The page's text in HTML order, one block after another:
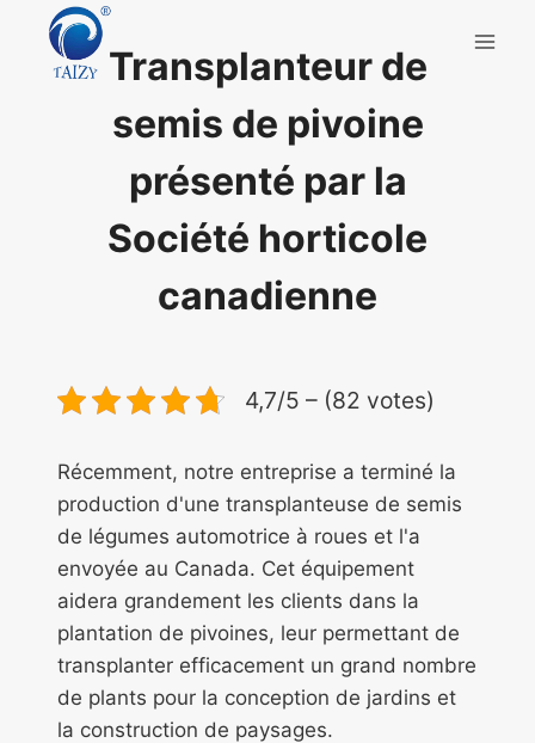
contenu
Transplanteur de
semis de pivoine
présenté par la
Société horticole
canadienne
4,7/5 – (82 votes)
Récemment, notre entreprise a terminé la
production d'une transplanteuse de semis
de légumes automotrice à roues et l'a
envoyée au Canada. Cet équipement
aidera grandement les clients dans la
plantation de pivoines, leur permettant de
transplanter efficacement un grand nombre
de plants pour la conception de jardins et
la construction de paysages.